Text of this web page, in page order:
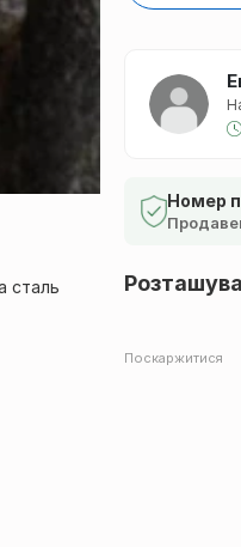
сталь
Номер
Поскаржитися